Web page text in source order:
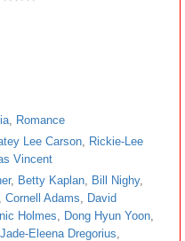
Romance
Lee Carson
Rickie-Lee
Vincent
, Betty Kaplan Bill Nighy,
Cornell Adams
David
Holmes Dong Hyun Yoon
Jade-Eleena Dregorius